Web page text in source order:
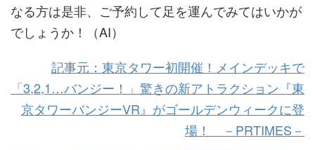
なる方は是非、ご予約して足を運んでみてはいかが
でしょうか！（AI）
記事元：東京タワー初開催！メインデッキで
「3,2,1…バンジー！」驚きの新アトラクション『東
京タワーバンジーVR』がゴールデンウィークに登
場！ －PRTIMES－